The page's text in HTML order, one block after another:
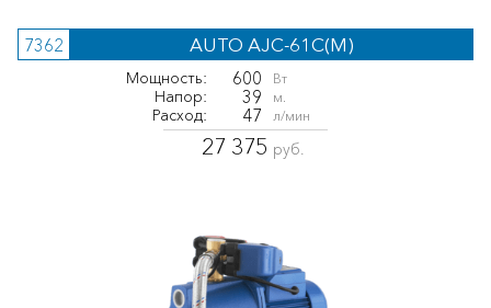
7362 AUTO AJC-61C(M)
Мощность: 600 Вт
Напор: 39 м.
Расход: 47 л/мин
27 375 руб.